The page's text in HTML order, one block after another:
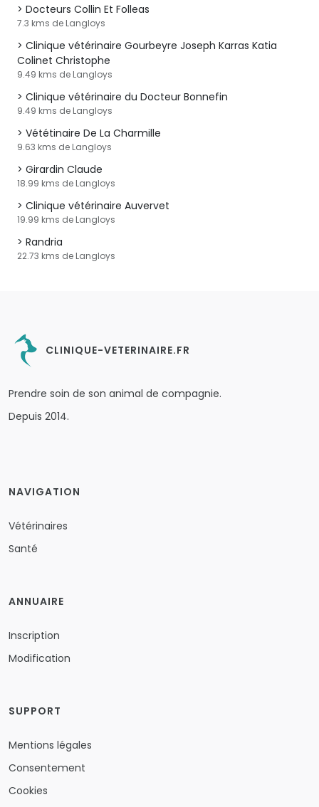
Docteurs Collin Et Folleas
7.3 kms de Langloys
Clinique vétérinaire Gourbeyre Joseph Karras Katia
Colinet Christophe
9.49 kms de Langloys
Clinique vétérinaire du Docteur Bonnefin
9.49 kms de Langloys
Vététinaire De La Charmille
9.63 kms de Langloys
Girardin Claude
18.99 kms de Langloys
Clinique vétérinaire Auvervet
19.99 kms de Langloys
Randria
22.73 kms de Langloys
CLINIQUE-VETERINAIRE.FR
Prendre soin de son animal de compagnie.
Depuis 2014.
NAVIGATION
Vétérinaires
Santé
ANNUAIRE
Inscription
Modification
SUPPORT
Mentions légales
Consentement
Cookies